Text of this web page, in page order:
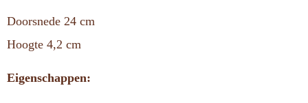
Doorsnede 24 cm
Hoogte 4,2 cm
Eigenschappen: